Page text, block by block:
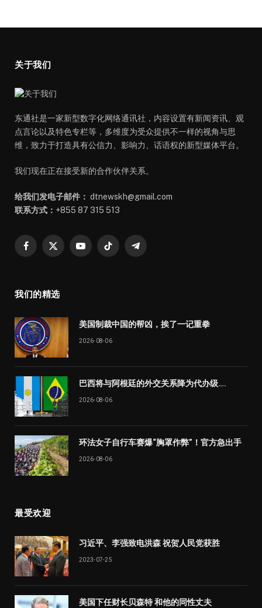
关于我们
东通社是一家新型数字化网络通讯社，内容设置有新闻资讯、观
点言论以及特色专栏等，多维度为受众提供不一样的视角与思
维，致力于打造具有公信力、影响力、话语权的新型媒体平台。
我们现在正在接受新的合作伙伴关系。
给我们发电子邮件： dtnewskh@gmail.com
联系方式： +855 87 315 513
Facebook
X
YouTubeTikTok Telegram
我们的精选
美国制裁中国的帮凶，挨了一记重拳
2026-08-06
巴西将与阿根廷的外交关系降为代办级….
2026-08-06
环法女子自行车赛爆“胸罩作弊”！官方急出手
2026-08-06
最受欢迎
习近平、李强致电洪森 祝贺人民党获胜
2023-07-25
美国下任财长贝森特 和他的同性丈夫